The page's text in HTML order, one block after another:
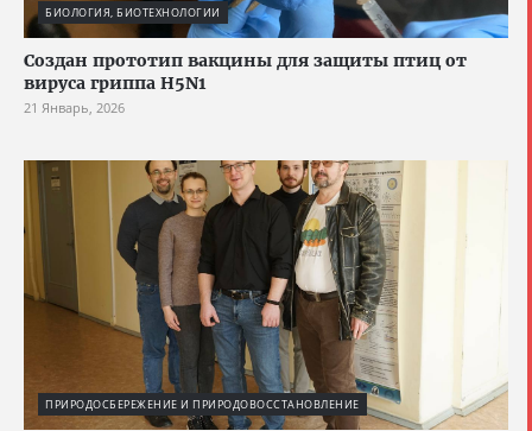
БИОЛОГИЯ, БИОТЕХНОЛОГИИ
Создан прототип вакцины для защиты птиц от
вируса гриппа H5N1
21 Январь, 2026
ПРИРОДОСБЕРЕЖЕНИЕ И ПРИРОДОВОССТАНОВЛЕНИЕ